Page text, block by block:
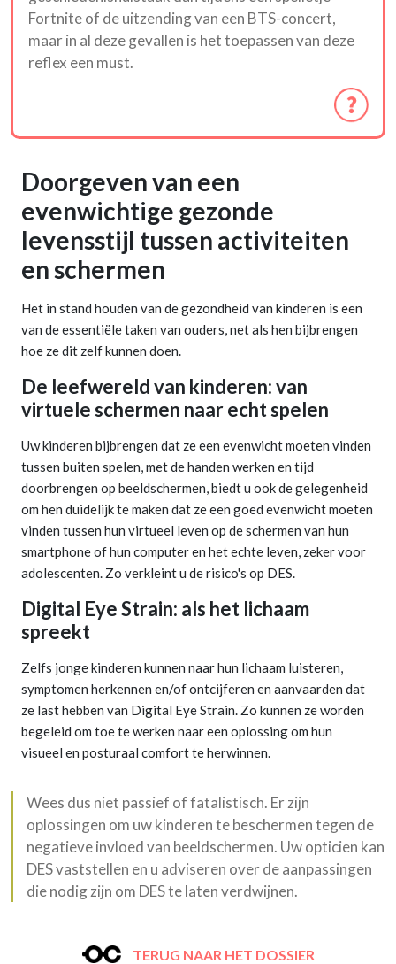
Fortnite of de uitzending van een BTS-concert,
maar in al deze gevallen is het toepassen van deze
reflex een must.
Doorgeven van een
evenwichtige gezonde
levensstijl tussen activiteiten
en schermen
Het in stand houden van de gezondheid van kinderen is een
van de essentiële taken van ouders, net als hen bijbrengen
hoe ze dit zelf kunnen doen.
De leefwereld van kinderen: van
virtuele schermen naar echt spelen
Uw kinderen bijbrengen dat ze een evenwicht moeten vinden
tussen buiten spelen, met de handen werken en tijd
doorbrengen op beeldschermen, biedt u ook de gelegenheid
om hen duidelijk te maken dat ze een goed evenwicht moeten
vinden tussen hun virtueel leven op de schermen van hun
smartphone of hun computer en het echte leven, zeker voor
adolescenten. Zo verkleint u de risico's op DES.
Digital Eye Strain: als het lichaam
spreekt
Zelfs jonge kinderen kunnen naar hun lichaam luisteren,
symptomen herkennen en/of ontcijferen en aanvaarden dat
ze last hebben van Digital Eye Strain. Zo kunnen ze worden
begeleid om toe te werken naar een oplossing om hun
visueel en posturaal comfort te herwinnen.
Wees dus niet passief of fatalistisch. Er zijn
oplossingen om uw kinderen te beschermen tegen de
negatieve invloed van beeldschermen. Uw opticien kan
DES vaststellen en u adviseren over de aanpassingen
die nodig zijn om DES te laten verdwijnen.
TERUG NAAR HET DOSSIER